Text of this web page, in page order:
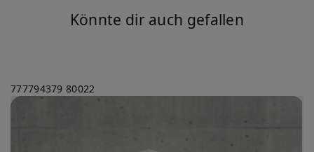
Könnte dir auch gefallen
777794379 80022